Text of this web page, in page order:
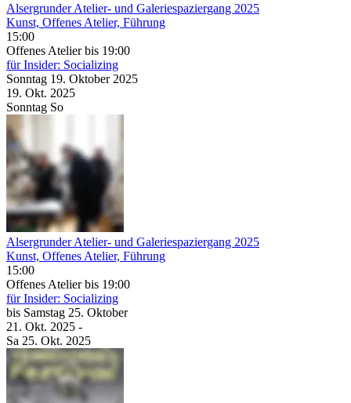
Alsergrunder Atelier- und Galeriespaziergang 2025
Kunst, Offenes Atelier, Führung
15:00
Offenes Atelierbis 19:00
für Insider: Socializing
Sonntag 19. Oktober 2025
19. Okt. 2025
Sonntag So
Alsergrunder Atelier- und Galeriespaziergang 2025
Kunst, Offenes Atelier, Führung
15:00
Offenes Atelierbis 19:00
für Insider: Socializing
bis Samstag 25. Oktober
21. Okt. 2025 -
Sa 25. Okt. 2025